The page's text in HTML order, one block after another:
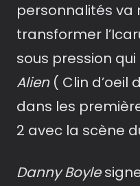
personnalités
transformer
sous pression qui
Alien( Clin d’oeil
dans les
2 avec la scène
Danny Boyle